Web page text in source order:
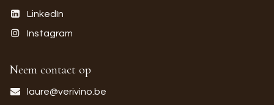
LinkedIn
Instagram
Neem contact op
laure@verivino.be